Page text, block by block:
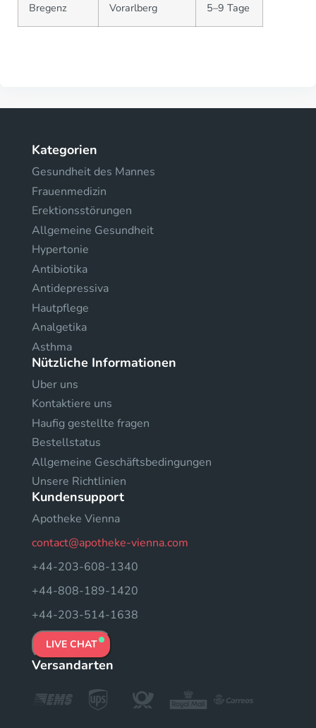
Bregenz Vorarlberg 5–9 Tage
Kategorien
Gesundheit des Mannes
Frauenmedizin
Erektionsstörungen
Allgemeine Gesundheit
Hypertonie
Antibiotika
Antidepressiva
Hautpflege
Analgetika
Asthma
Nützliche Informationen
Uber uns
Kontaktiere uns
Haufig gestellte fragen
Bestellstatus
Allgemeine Geschäftsbedingungen
Unsere Richtlinien
Kundensupport
Apotheke Vienna
contact@apotheke-vienna.com
+44-203-608-1340
+44-808-189-1420
+44-203-514-1638
LIVE CHAT
Versandarten